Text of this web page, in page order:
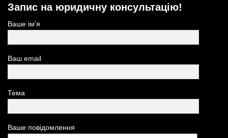
Запис на юридичну консультацію!
Ваше ім'я
Ваш email
Тема
Ваше повідомлення